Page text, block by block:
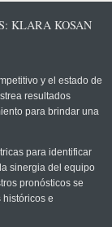
KLARA KOSAN
y el estado de
resultados
para brindar una
para identificar
sinergia del equipo
pronósticos se
e